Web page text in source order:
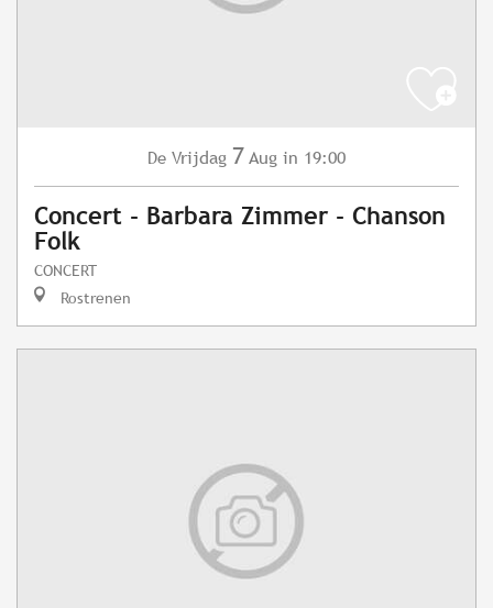
De Vrijdag 7 Aug in 19:00
Concert - Barbara Zimmer - Chanson
Folk
CONCERT
Rostrenen